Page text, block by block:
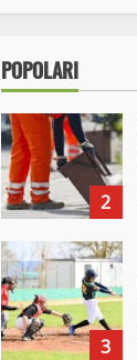
POPOLARI
2
3